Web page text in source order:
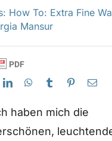
How To: Extra Fine
Mansur
haben mich die